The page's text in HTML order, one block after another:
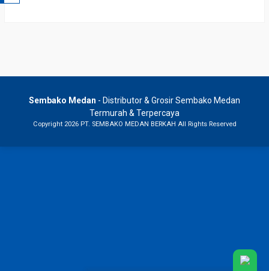
Sembako Medan - Distributor & Grosir Sembako Medan
Termurah & Terpercaya
Copyright 2026 PT. SEMBAKO MEDAN BERKAH All Rights Reserved